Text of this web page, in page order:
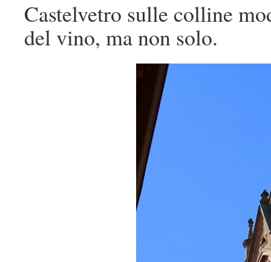
Castelvetro sulle colline
del vino, ma non solo.